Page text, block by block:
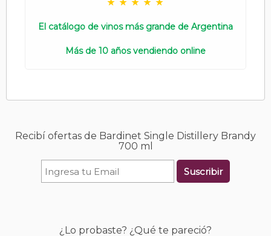
El catálogo de vinos más grande de Argentina
Más de 10 años vendiendo online
Recibí ofertas de Bardinet Single Distillery Brandy
700 ml
Suscribir
¿Lo probaste? ¿Qué te pareció?